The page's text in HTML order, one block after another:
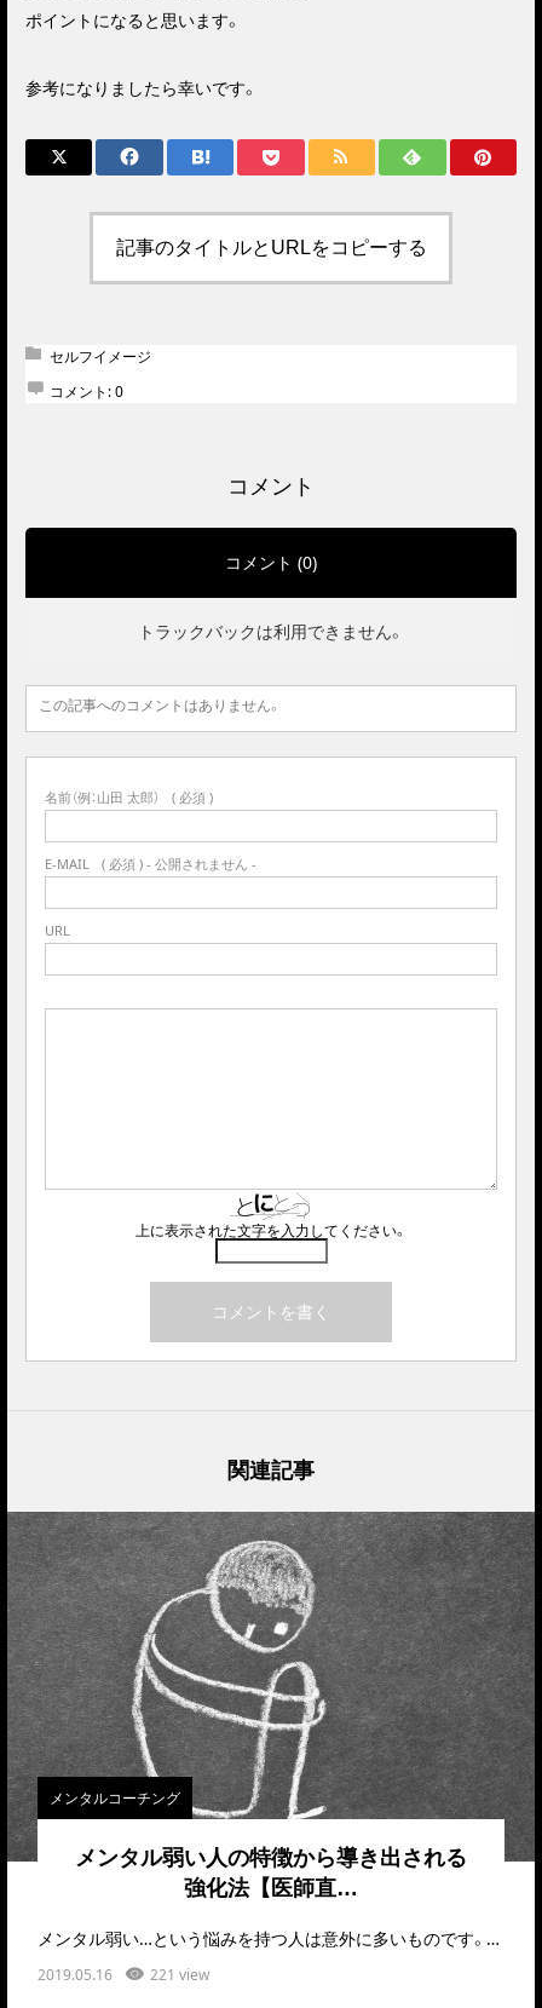
ポイントになると思います。
参考になりましたら幸いです。
記事のタイトルとURLをコピーする
セルフイメージ
コメント:0
コメント
コメント (0)
トラックバックは利用できません。
この記事へのコメントはありません。
名前（例：山田 太郎） ( 必須 )
E-MAIL ( 必須 ) - 公開されません -
URL
上に表示された文字を入力してください。
関連記事
メンタルコーチング
メンタル弱い人の特徴から導き出される
強化法【医師直…
メンタル弱い…という悩みを持つ人は意外に多いものです。僕自身も学生時代はそう思っていました。…
2019.05.16 221 view